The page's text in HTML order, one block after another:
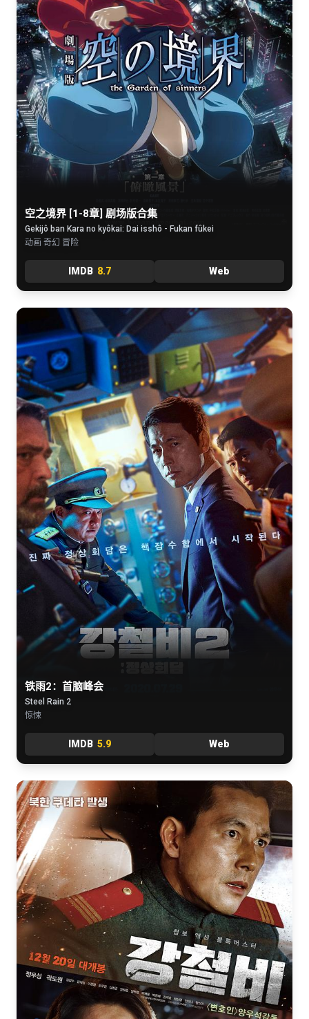
空之境界 [1-8章] 剧场版合集
Gekijô ban Kara no kyôkai: Dai isshô - Fukan fûkei
动画 奇幻 冒险
IMDB 8.7 Web
铁雨2：首脑峰会
Steel Rain 2
惊悚
IMDB 5.9 Web